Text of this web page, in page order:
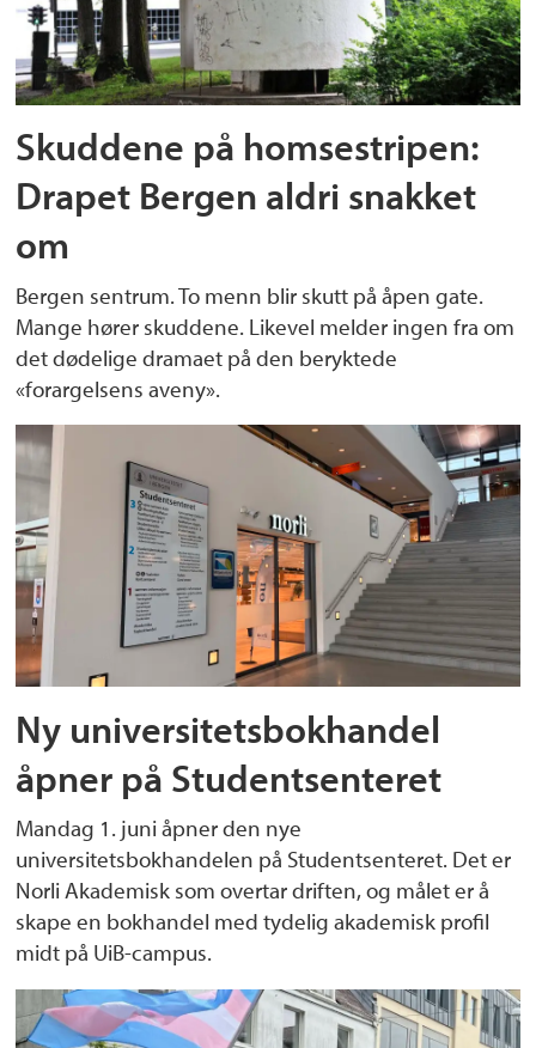
Skuddene på homsestripen:
Drapet Bergen aldri snakket
om
Bergen sentrum. To menn blir skutt på åpen gate.
Mange hører skuddene. Likevel melder ingen fra om
det dødelige dramaet på den beryktede
«forargelsens aveny».
Ny universitetsbokhandel
åpner på Studentsenteret
Mandag 1. juni åpner den nye
universitetsbokhandelen på Studentsenteret. Det er
Norli Akademisk som overtar driften, og målet er å
skape en bokhandel med tydelig akademisk profil
midt på UiB-campus.